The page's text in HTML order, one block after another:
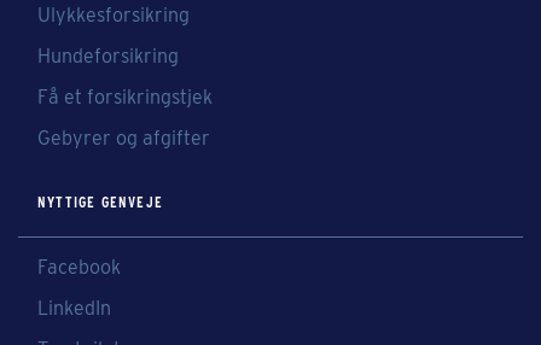
Ulykkesforsikring
Hundeforsikring
Få et forsikringstjek
Gebyrer og afgifter
NYTTIGE GENVEJE
Facebook
LinkedIn